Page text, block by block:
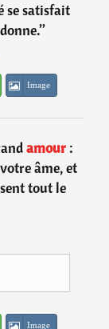
se satisfait
”
Image
amour :
âme, et
tout le
Image